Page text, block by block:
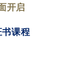
开启
课程